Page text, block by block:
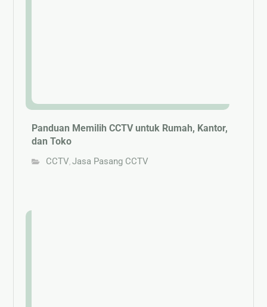
Panduan Memilih CCTV untuk Rumah, Kantor,
dan Toko
CCTV,Jasa Pasang CCTV